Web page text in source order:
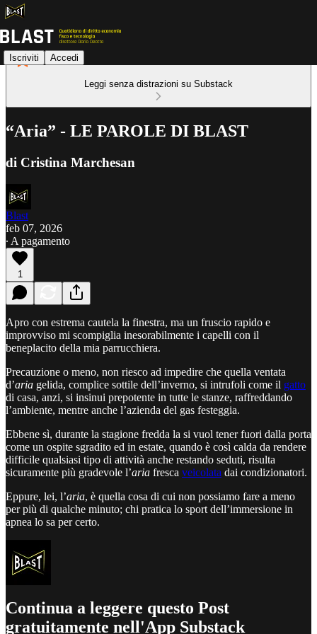
Iscriviti Accedi
Leggi senza distrazioni su Substack
“Aria” - LE PAROLE DI BLAST
di Cristina Marchesan
Blast
feb 07, 2026
∙ A pagamento
1
Apro con estrema cautela la finestra, ma un fruscio rapido e
improvviso mi scompiglia inesorabilmente i capelli con il
beneplacito della mia parrucchiera.
Precauzione o meno, non riesco ad impedire che quella ventata
d’aria gelida, complice sottile dell’inverno, si intrufoli come il gatto
di casa, anzi, si insinui prepotente in tutte le stanze, raffreddando
l’ambiente, mentre anche l’azienda del gas festeggia.
Ebbene sì, durante la stagione fredda la si vuol tener fuori dalla porta
come un ospite sgradito ed in estate, quando è così calda da rendere
difficile qualsiasi tipo di attività anche restando seduti, risulta
sicuramente più gradevole l’aria fresca veicolata dai condizionatori.
Eppure, lei, l’aria, è quella cosa di cui non possiamo fare a meno
per più di qualche minuto; chi pratica lo sport dell’immersione in
apnea lo sa per certo.
Continua a leggere questo Post
gratuitamente nell'App Substack